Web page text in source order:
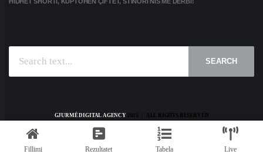
SEARCH
GJURMË DIGITAL AGENCY2025 | ALL RIGHTS RESERVED
TERMS AND CONDITIONS
Fillimi Rezultatet Tabela Live